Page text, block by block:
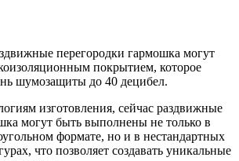
перегородки гармошка могут
покрытием, которое
шумозащиты до 40 децибел.
изготовления, сейчас раздвижные
могут быть выполнены не только в
формате, но и в нестандартных
что позволяет создавать уникальные